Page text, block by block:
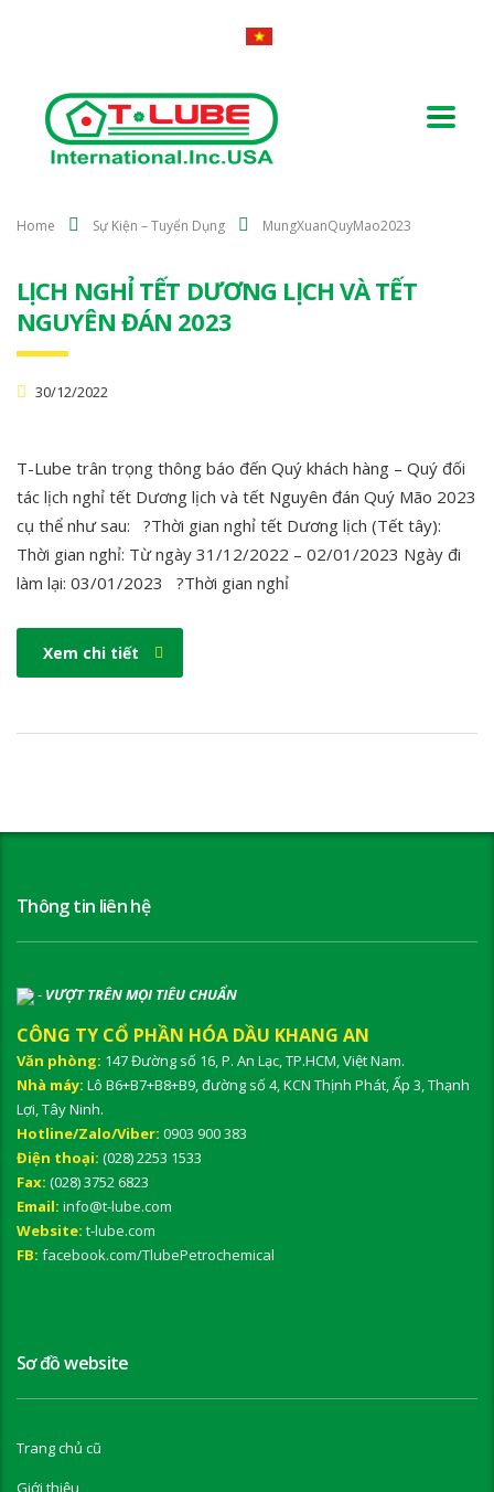
Home Sự Kiện – Tuyển Dụng MungXuanQuyMao2023
LỊCH NGHỈ TẾT DƯƠNG LỊCH VÀ TẾT
NGUYÊN ĐÁN 2023
30/12/2022
T-Lube trân trọng thông báo đến Quý khách hàng – Quý đối
tác lịch nghỉ tết Dương lịch và tết Nguyên đán Quý Mão 2023
cụ thể như sau: ?Thời gian nghỉ tết Dương lịch (Tết tây):
Thời gian nghỉ: Từ ngày 31/12/2022 – 02/01/2023 Ngày đi
làm lại: 03/01/2023 ?Thời gian nghỉ
Xem chi tiết
Thông tin liên hệ
- VƯỢT TRÊN MỌI TIÊU CHUẨN
CÔNG TY CỔ PHẦN HÓA DẦU KHANG AN
Văn phòng: 147 Đường số 16, P. An Lạc, TP.HCM, Việt Nam.
Nhà máy: Lô B6+B7+B8+B9, đường số 4, KCN Thịnh Phát, Ấp 3, Thạnh
Lợi, Tây Ninh.
Hotline/Zalo/Viber: 0903 900 383
Điện thoại: (028) 2253 1533
Fax: (028) 3752 6823
Email: info@t-lube.com
Website: t-lube.com
FB: facebook.com/TlubePetrochemical
Sơ đồ website
Trang chủ cũ
Giới thiệu